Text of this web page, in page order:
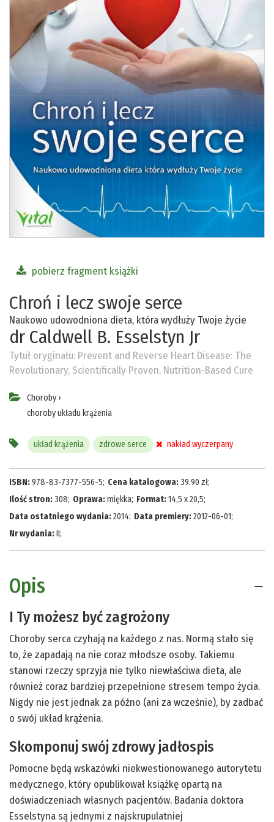
pobierz fragment książki
Chroń i lecz swoje serce
Naukowo udowodniona dieta, która wydłuży Twoje życie
dr Caldwell B. Esselstyn Jr
Tytuł oryginału: Prevent and Reverse Heart Disease: The
Revolutionary, Scientifically Proven, Nutrition-Based Cure
Choroby ›
choroby układu krążenia
układ krążenia zdrowe serce nakład wyczerpany
ISBN:978-83-7377-556-5; Cena katalogowa:39.90 zł;
Ilość stron:308; Oprawa:miękka; Format:14,5 x 20,5;
Data ostatniego wydania:2014; Data premiery:2012-06-01;
Nr wydania:II;
Opis
I Ty możesz być zagrożony
Choroby serca czyhają na każdego z nas. Normą stało się
to, że zapadają na nie coraz młodsze osoby. Takiemu
stanowi rzeczy sprzyja nie tylko niewłaściwa dieta, ale
również coraz bardziej przepełnione stresem tempo życia.
Nigdy nie jest jednak za późno (ani za wcześnie), by zadbać
o swój układ krążenia.
Skomponuj swój zdrowy jadłospis
Pomocne będą wskazówki niekwestionowanego autorytetu
medycznego, który opublikował książkę opartą na
doświadczeniach własnych pacjentów. Badania doktora
Esselstyna są jednymi z najskrupulatniej